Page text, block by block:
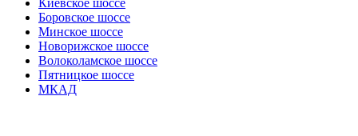
Киевское шоссе
Боровское шоссе
Минское шоссе
Новорижское шоссе
Волоколамское шоссе
Пятницкое шоссе
МКАД